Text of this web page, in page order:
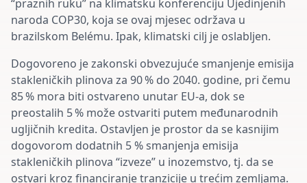
“praznih ruku” na klimatsku konferenciju Ujedinjenih
naroda COP30, koja se ovaj mjesec održava u
brazilskom Belému. Ipak, klimatski cilj je oslabljen.
Dogovoreno je zakonski obvezujuće smanjenje emisija
stakleničkih plinova za 90 % do 2040. godine, pri čemu
85 % mora biti ostvareno unutar EU-a, dok se
preostalih 5 % može ostvariti putem međunarodnih
ugljičnih kredita. Ostavljen je prostor da se kasnijim
dogovorom dodatnih 5 % smanjenja emisija
stakleničkih plinova “izveze” u inozemstvo, tj. da se
ostvari kroz financiranje tranzicije u trećim zemljama.